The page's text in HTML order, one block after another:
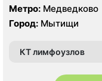
Метро: Медведково
Город: Мытищи
КТ лимфоузлов